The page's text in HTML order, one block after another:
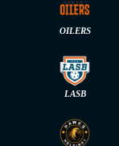
OILERS
LASB